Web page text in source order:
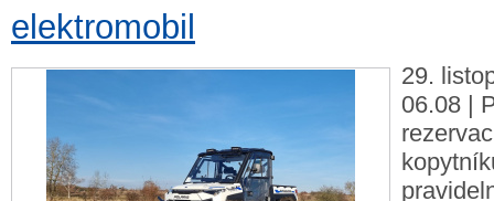
elektromobil
29.
06.08 |